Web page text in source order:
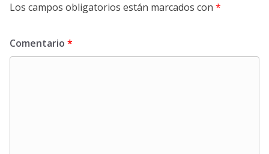
Los campos obligatorios están marcados con *
Comentario *